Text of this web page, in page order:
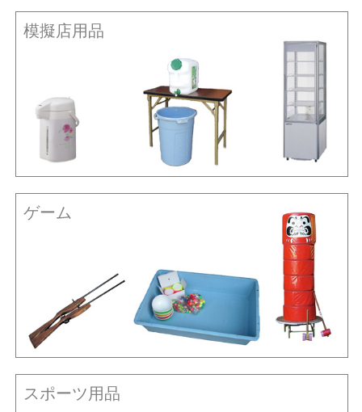
模擬店用品
ゲーム
スポーツ用品